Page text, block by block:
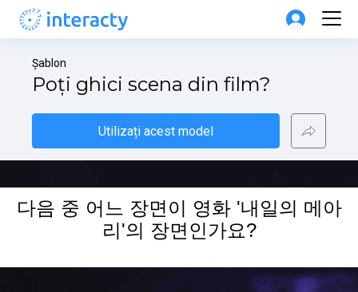
Șablon
Poți ghici scena din film?
Utilizați acest model